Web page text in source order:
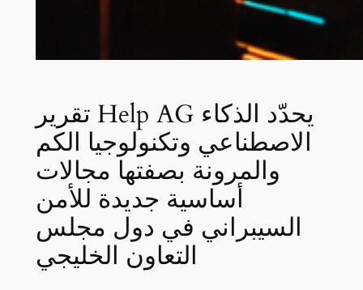
تقرير Help AG يحدّد الذكاء
الاصطناعي وتكنولوجيا الكم
والمرونة بصفتها مجالات
أساسية جديدة للأمن
السيبراني في دول مجلس
التعاون الخليجي